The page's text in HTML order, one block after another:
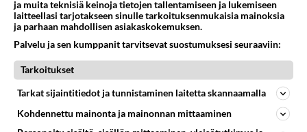
Anonyymi
2024-04-25 09:17:43
😋😋😋😍😍😍😍😋😋😋
😋 K­­­u­­­u­m­­­a­­t­ ­­­t­­y­­­t­ö­­­t­ ­­o­­­d­­­o­­­t­t­a­­­v­­­­­­a­­­t­ ­s­­i­­­n­u­­­a­ ->
https://us4.fun/
ja muita teknisiä keinoja tietojen tallentamiseen ja lukemiseen
laitteellasi tarjotakseen sinulle tarkoituksenmukaisia mainoksia
ja parhaan mahdollisen asiakaskokemuksen.
Palvelu ja sen kumppanit tarvitsevat suostumuksesi seuraaviin:
Tarkoitukset
Tarkat sijaintitiedot ja tunnistaminen laitetta skannaamalla
Kohdennettu mainonta ja mainonnan mittaaminen